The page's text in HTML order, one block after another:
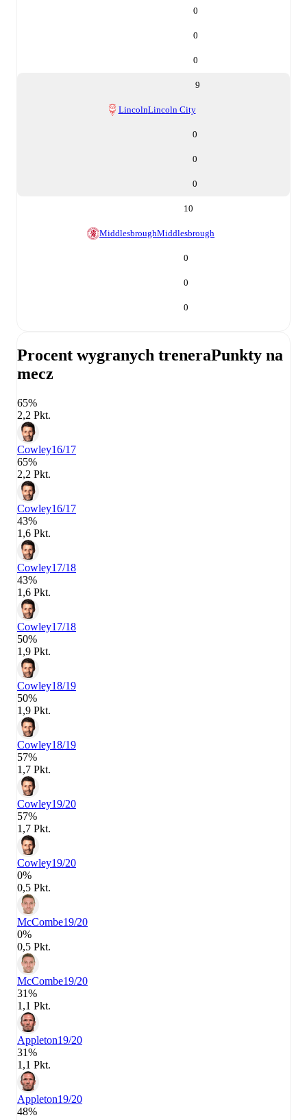
0
0
0
9
LincolnLincoln City
0
0
0
10
MiddlesbroughMiddlesbrough
0
0
0
Procent wygranych treneraPunkty na
mecz
65%
2,2 Pkt.
Cowley16/17
65%
2,2 Pkt.
Cowley16/17
43%
1,6 Pkt.
Cowley17/18
43%
1,6 Pkt.
Cowley17/18
50%
1,9 Pkt.
Cowley18/19
50%
1,9 Pkt.
Cowley18/19
57%
1,7 Pkt.
Cowley19/20
57%
1,7 Pkt.
Cowley19/20
0%
0,5 Pkt.
McCombe19/20
0%
0,5 Pkt.
McCombe19/20
31%
1,1 Pkt.
Appleton19/20
31%
1,1 Pkt.
Appleton19/20
48%